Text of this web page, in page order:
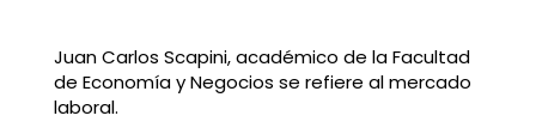
Juan Carlos Scapini, académico de la Facultad
de Economía y Negocios se refiere al mercado
laboral.